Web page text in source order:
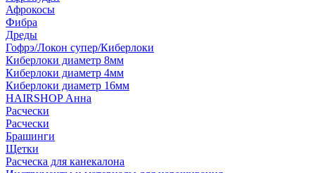
Афрокосы
Фибра
Дреды
Гофрэ/Локон супер/Киберлоки
Киберлоки диаметр 8мм
Киберлоки диаметр 4мм
Киберлоки диаметр 16мм
HAIRSHOP Анна
Расчески
Расчески
Брашинги
Щетки
Расческа для канекалона